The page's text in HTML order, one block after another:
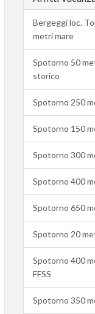
Bergeggi loc.
metri mare
Spotorno 50
storico
Spotorno 250
Spotorno 150
Spotorno 300
Spotorno 400
Spotorno 650
Spotorno 20
Spotorno 400
FFSS
Spotorno 350